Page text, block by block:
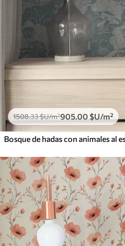
1508.33$U/m²905.00 $U/m²